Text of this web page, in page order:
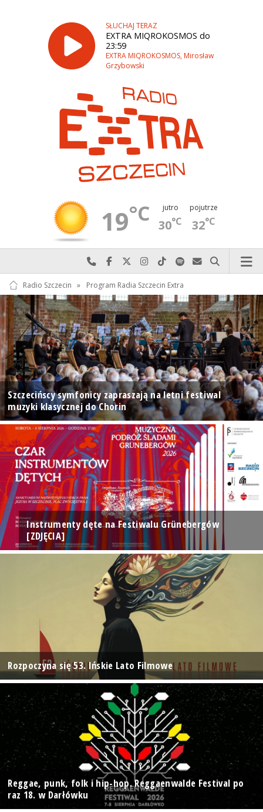
SŁUCHAJ TERAZ
EXTRA MIQROKOSMOS do
23:59
EXTRA MIQROKOSMOS, Mirosław
Grzybowski
19°C jutro
30°C
pojutrze
32°C
Najlepiej po prostu do nas zadzwoń
Odwiedź nas na Facebook-u
Odwiedź nas na X
Odwiedź nas na Instagram-ie
Odwiedź nas na TikTok-u
Szukaj nas na Spotify
Wyślij do nas
Szukaj
Radio Szczecin » Program Radia Szczecin Extra
Szczecińscy symfonicy zapraszają na letni festiwal
muzyki klasycznej do Chorin
Instrumenty dęte na Festiwalu Grünebergów
[ZDJĘCIA]
Rozpoczyna się 53. Ińskie Lato Filmowe
Reggae, punk, folk i hip-hop. Reggaenwalde Festival po
raz 18. w Darłówku